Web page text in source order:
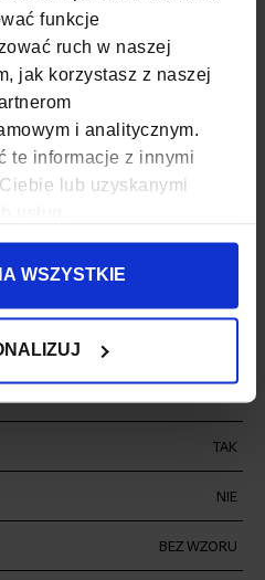
funkcje
ruch w naszej
jak korzystasz z naszej
i analitycznym.
te informacje z innymi
lub uzyskanymi
WSZYSTKIE
40 CM
SUWAK
5907127694752
TAK
TAK
NIE
BEZ WZORU